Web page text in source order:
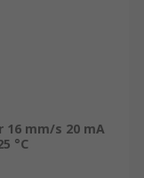
mm/s 20 mA
°C